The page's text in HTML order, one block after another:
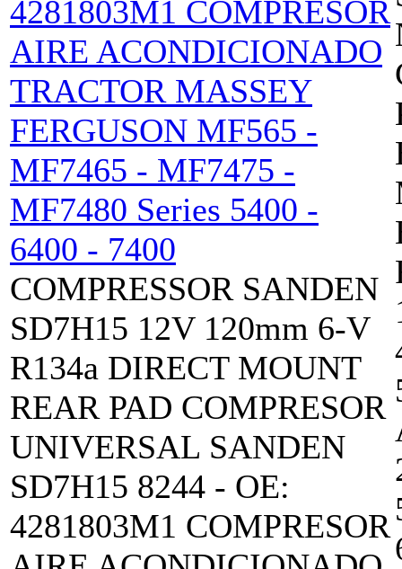
COMPRESSOR SANDEN
SD7H15 12V 120mm 6-V
R134a DIRECT MOUNT
REAR PAD COMPRESOR
UNIVERSAL SANDEN
SD7H15 8244 - OE:
4281803M1 COMPRESOR